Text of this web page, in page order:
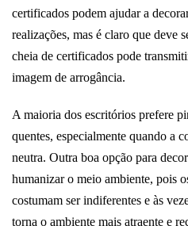
certificados podem ajudar a
realizações, mas é claro que deve
cheia de certificados pode
imagem de arrogância.
A maioria dos escritórios prefere
quentes, especialmente quando a
neutra. Outra boa opção para
humanizar o meio ambiente, pois
costumam ser indiferentes e às
torna o ambiente mais atraente e